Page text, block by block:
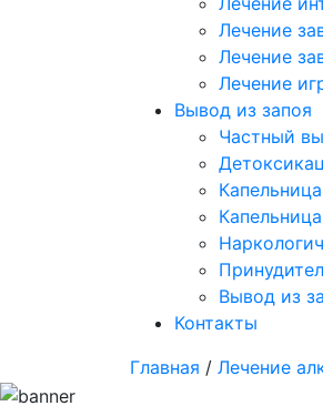
Лечение
Лечение
Лечение
Вывод из запоя
Частный
Вывод из
Контакты
Главная / Лечение